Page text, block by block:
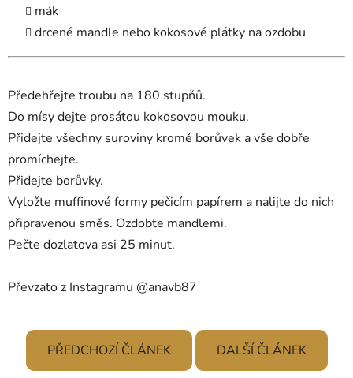
mák
drcené mandle nebo kokosové plátky na ozdobu
Předehřejte troubu na 180 stupňů.
Do mísy dejte prosátou kokosovou mouku.
Přidejte všechny suroviny kromě borůvek a vše dobře
promíchejte.
Přidejte borůvky.
Vyložte muffinové formy pečicím papírem a nalijte do nich
připravenou směs. Ozdobte mandlemi.
Pečte dozlatova asi 25 minut.
Převzato z Instagramu @anavb87
PŘEDCHOZÍ ČLÁNEK DALŠÍ ČLÁNEK